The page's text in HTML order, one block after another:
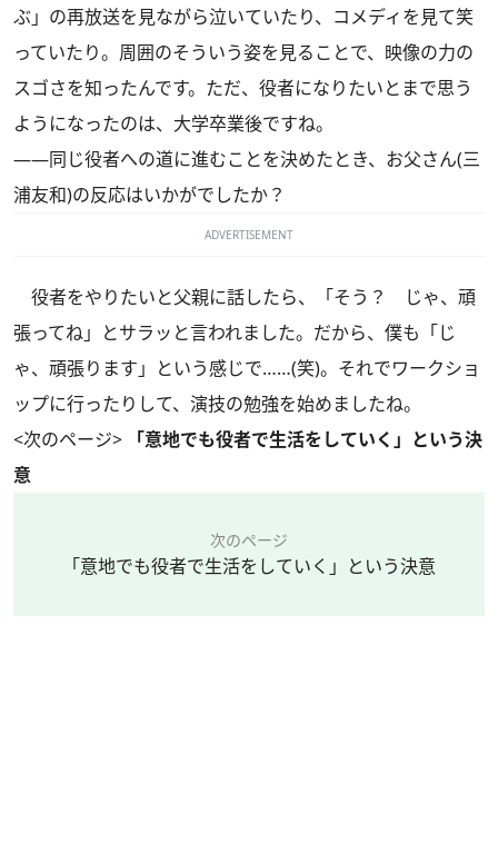
ぶ」の再放送を見ながら泣いていたり、コメディを見て笑
っていたり。周囲のそういう姿を見ることで、映像の力の
スゴさを知ったんです。ただ、役者になりたいとまで思う
ようになったのは、大学卒業後ですね。
――同じ役者への道に進むことを決めたとき、お父さん(三
浦友和)の反応はいかがでしたか？
ADVERTISEMENT
役者をやりたいと父親に話したら、「そう？ じゃ、頑
張ってね」とサラッと言われました。だから、僕も「じ
ゃ、頑張ります」という感じで……(笑)。それでワークショ
ップに行ったりして、演技の勉強を始めましたね。
<次のページ>
「意地でも役者で生活をしていく」という決
意
次のページ
「意地でも役者で生活をしていく」という決意